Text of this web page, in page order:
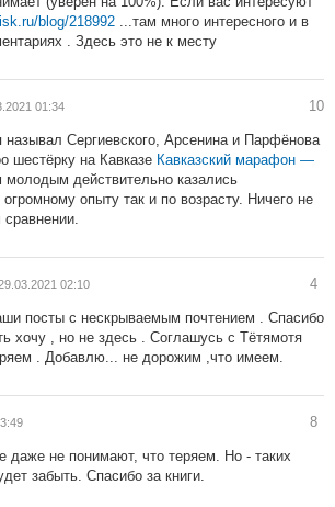
blog/218992 ...там много интересного и в
. Здесь это не к месту
01:34 10
Сергиевского, Арсенина и Парфёнова
шестёрку на Кавказе Кавказский марафон —
молодым действительно казались
опыту так и по возрасту. Ничего не
29.03.2021 02:10 4
посты с нескрываемым почтением . Спасибо
хочу , но не здесь . Соглашусь с Тётямотя
. Добавлю... не дорожим ,что имеем.
8
не понимают, что теряем. Но - таких
забыть. Спасибо за книги.